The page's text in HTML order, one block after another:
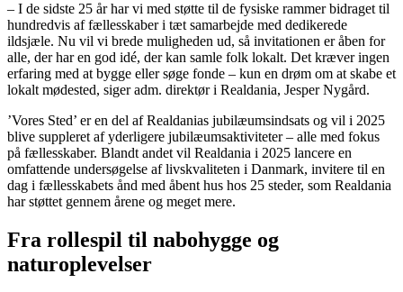
– I de sidste 25 år har vi med støtte til de fysiske rammer bidraget til
hundredvis af fællesskaber i tæt samarbejde med dedikerede
ildsjæle. Nu vil vi brede muligheden ud, så invitationen er åben for
alle, der har en god idé, der kan samle folk lokalt. Det kræver ingen
erfaring med at bygge eller søge fonde – kun en drøm om at skabe et
lokalt mødested, siger adm. direktør i Realdania, Jesper Nygård.
’Vores Sted’ er en del af Realdanias jubilæumsindsats og vil i 2025
blive suppleret af yderligere jubilæumsaktiviteter – alle med fokus
på fællesskaber. Blandt andet vil Realdania i 2025 lancere en
omfattende undersøgelse af livskvaliteten i Danmark, invitere til en
dag i fællesskabets ånd med åbent hus hos 25 steder, som Realdania
har støttet gennem årene og meget mere.
Fra rollespil til nabohygge og
naturoplevelser